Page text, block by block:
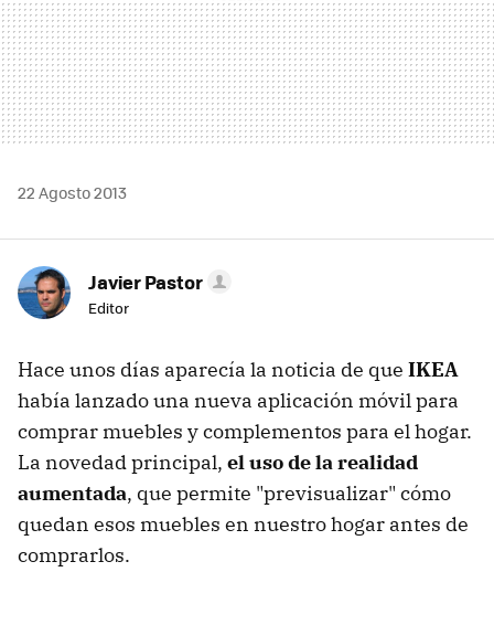
22 Agosto 2013
Javier Pastor
Editor
Hace unos días aparecía la noticia de que IKEA
había lanzado una nueva aplicación móvil para
comprar muebles y complementos para el hogar.
La novedad principal, el uso de la realidad
aumentada, que permite "previsualizar" cómo
quedan esos muebles en nuestro hogar antes de
comprarlos.